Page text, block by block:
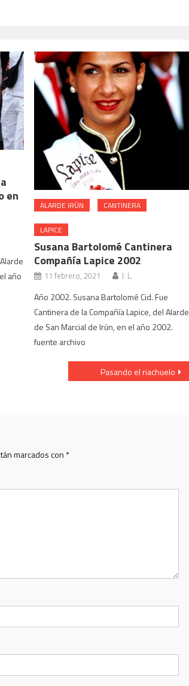
en
año
ALARDE IRÚN CANTINERA
LAPICE
Susana Bartolomé Cantinera
Compañía Lapice 2002
11 febrero, 2021 J. L.
Año 2002. Susana Bartolomé Cid. Fue
Cantinera de la Compañía Lapice, del Alarde
de San Marcial de Irún, en el año 2002.
fuente archivo
Pasando el riachuelo
marcados con *